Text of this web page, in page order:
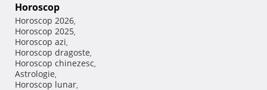
Horoscop
Horoscop 2026,
Horoscop 2025,
Horoscop azi,
Horoscop dragoste,
Horoscop chinezesc,
Astrologie,
Horoscop lunar,